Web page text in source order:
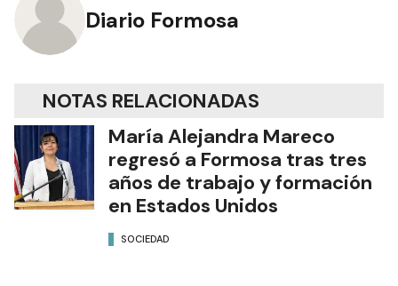
Diario Formosa
NOTAS RELACIONADAS
María Alejandra Mareco
regresó a Formosa tras tres
años de trabajo y formación
en Estados Unidos
SOCIEDAD